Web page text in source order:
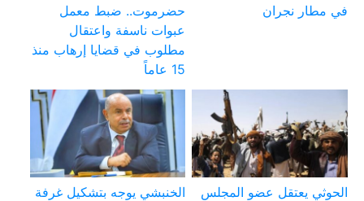
في مطار نجران
حضرموت.. ضبط معمل
عبوات ناسفة واعتقال
مطلوب في قضايا إرهاب منذ
15 عاماً
الحوثي يعتقل عضو المجلس
الخنبشي يوجه بتشكيل غرفة